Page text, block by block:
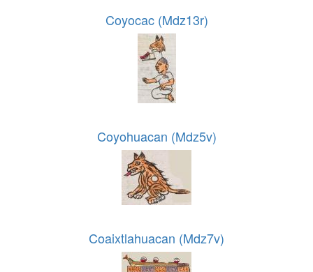
Coyocac (Mdz13r)
Coyohuacan (Mdz5v)
Coaixtlahuacan (Mdz7v)